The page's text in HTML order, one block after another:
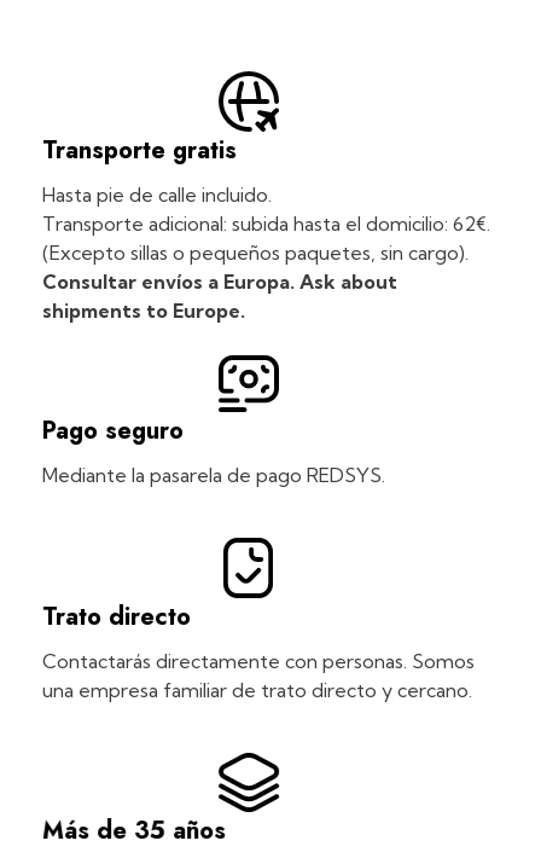
Transporte gratis
Hasta pie de calle incluido.
Transporte adicional: subida hasta el domicilio: 62€.
(Excepto sillas o pequeños paquetes, sin cargo).
Consultar envíos a Europa. Ask about
shipments to Europe.
Pago seguro
Mediante la pasarela de pago REDSYS.
Trato directo
Contactarás directamente con personas. Somos
una empresa familiar de trato directo y cercano.
Más de 35 años